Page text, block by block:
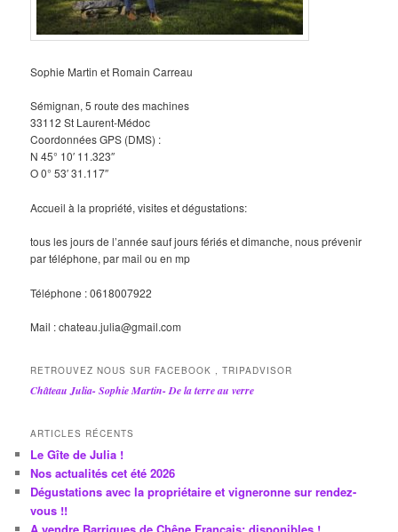
Sophie Martin et Romain Carreau
Sémignan, 5 route des machines
33112 St Laurent-Médoc
Coordonnées GPS (DMS) :
N 45° 10′ 11.323″
O 0° 53′ 31.117″
Accueil à la propriété, visites et dégustations:
tous les jours de l’année sauf jours fériés et dimanche, nous prévenir
par téléphone, par mail ou en mp
Téléphone : 0618007922
Mail : chateau.julia@gmail.com
RETROUVEZ NOUS SUR FACEBOOK , TRIPADVISOR
Château Julia- Sophie Martin- De la terre au verre
ARTICLES RÉCENTS
Le Gîte de Julia !
Nos actualités cet été 2026
Dégustations avec la propriétaire et vigneronne sur rendez-
vous !!